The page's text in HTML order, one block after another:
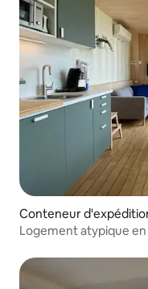
Conteneur
Logement atypique